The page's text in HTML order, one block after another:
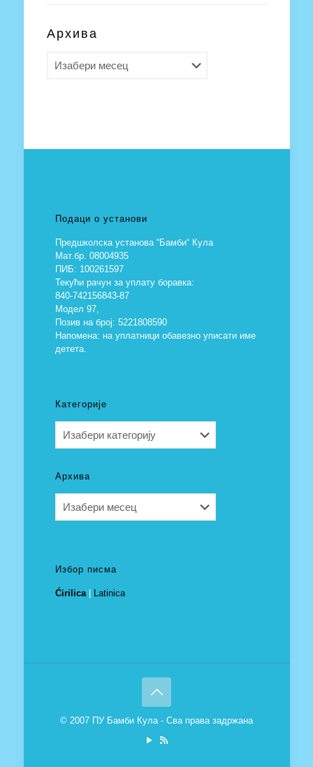
Архива
Подаци о установи
Предшколска установа “Бамби“ Кула
Мат.бр. 08004935
ПИБ: 100261597
Текући рачун за уплату боравка:
840-742156843-87
Модел 97,
Позив на број: 5221808590
Напомена: на уплатници обавезно уписати име
детета.
Категорије
Архива
Избор писма
Ćirilica| Latinica
© 2007 ПУ Бамби Кула - Сва права задржана